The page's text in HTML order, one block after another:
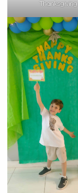
Thanksgiving